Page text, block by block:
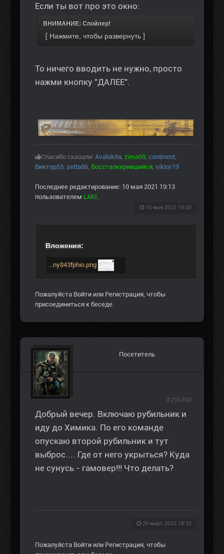
Если ты вот про это окно:
ВНИМАНИЕ: Спойлер!
То ничего вводить не нужно, просто
нажми кнопку "ДАЛЕЕ".
Спасибо сказали: Avalokita, zima59, continent,
Виктор53, zetta86, Воссталкерившийся, viktor19
Последнее редактирование: 10 мая 2021 19:13
пользователем LAKI.
10 мая 2021 19:00
Вложения:
...ny843fphio.png
Пожалуйста Войти или Регистрация, чтобы
присоединиться к беседе.
Посетитель
Добрый вечер. Включаю рубильник и
иду до Химика. По его команде
опускаю второй рубильник и тут
выброс.... Где от него укрыться? Куда
не сунусь - гамовер!!! Что делать?
20 март 2023 18:32
#296390
Пожалуйста Войти или Регистрация, чтобы